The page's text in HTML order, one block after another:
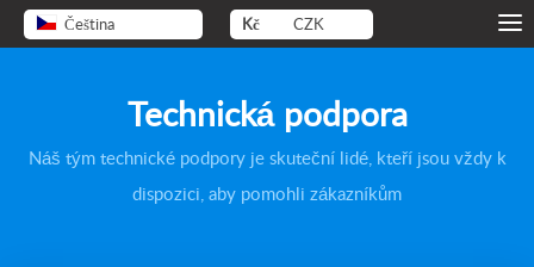
Čeština Kč CZK
Technická podpora
Náš tým technické podpory je skuteční lidé, kteří jsou vždy k
dispozici, aby pomohli zákazníkům